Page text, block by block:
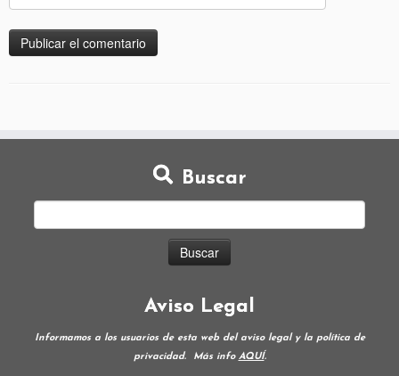
Buscar
Aviso Legal
Informamos a los usuarios de esta web del aviso legal y la política de
privacidad.
Más info AQUÍ.